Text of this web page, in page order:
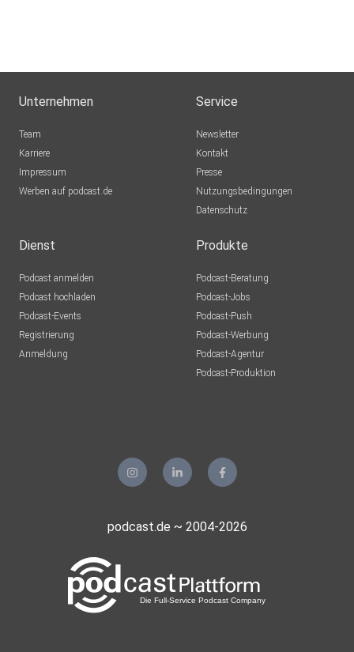
Unternehmen
Team
Karriere
Impressum
Werben auf podcast.de
Service
Newsletter
Kontakt
Presse
Nutzungsbedingungen
Datenschutz
Dienst
Podcast anmelden
Podcast hochladen
Podcast-Events
Registrierung
Anmeldung
Produkte
Podcast-Beratung
Podcast-Jobs
Podcast-Push
Podcast-Werbung
Podcast-Agentur
Podcast-Produktion
podcast.de ~ 2004-2026